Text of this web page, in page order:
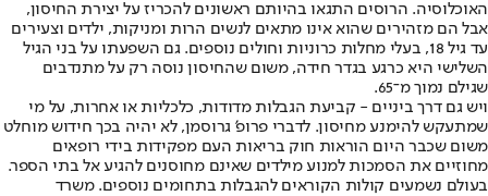
האוכלוסיה. הרוסים התגאו בהיותם ראשונים להכריז על יצירת החיסון,
אבל הם מזהירים שהוא אינו מתאים לנשים הרות ומניקות, ילדים וצעירים
עד גיל 18, בעלי מחלות כרוניות וחולים נוספים. גם השפעתו על בני הגיל
השלישי היא כרגע בגדר חידה, משום שהחיסון נוסה רק על מתנדבים
שגילם נמוך מ־65.
ויש גם דרך ביניים - קביעת הגבלות מדודות, כלכליות או אחרות, על מי
שמתעקש להימנע מחיסון. לדברי פרופ' גרוסמן, לא יהיה בכך חידוש מוחלט
משום שכבר היום הוראות חוק בריאות העם מפקידות בידי רופאים
מחוזיים את הסמכות למנוע מילדים שאינם מחוסנים להגיע אל בתי הספר.
בעולם נשמעים קולות הקוראים להגבלות בתחומים נוספים. משרד